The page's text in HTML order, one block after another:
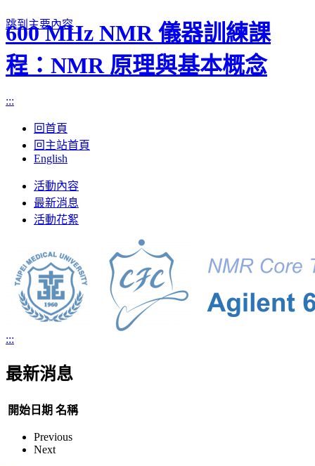
跳到主要內容
600 MHz NMR 儀器訓練課
程：NMR 原理與基本概念
:::
回首頁
回主站首頁
English
Toggle
navigation
活動內容
最新消息
活動花絮
:::
最新消息
開始日期 名稱
Previous
Next